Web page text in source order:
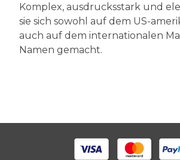
Komplex, ausdrucksstark und
sie sich sowohl auf dem US-
auch auf dem internationalen
Namen gemacht.